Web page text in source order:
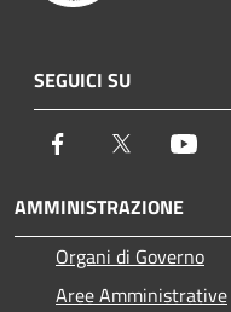
SEGUICI SU
Facebook Twitter
AMMINISTRAZIONE
Organi di Governo
Aree Amministrative